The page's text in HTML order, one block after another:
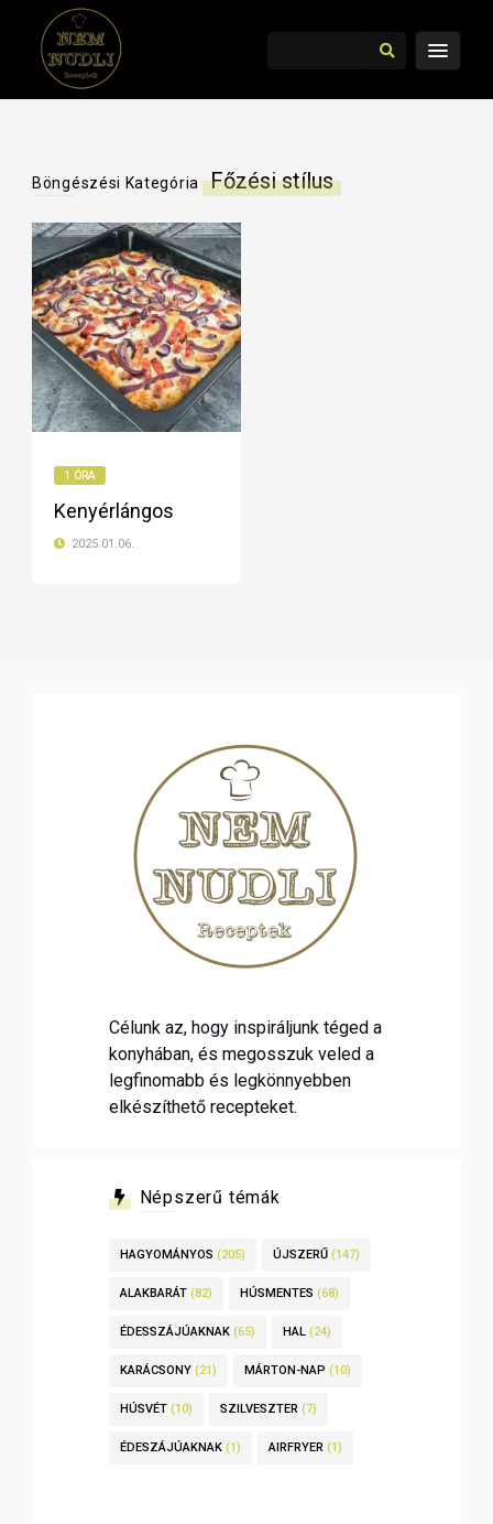
Böngészési Kategória Főzési stílus
1 ÓRA
Kenyérlángos
2025.01.06.
Célunk az, hogy inspiráljunk téged a
konyhában, és megosszuk veled a
legfinomabb és legkönnyebben
elkészíthető recepteket.
Népszerű témák
HAGYOMÁNYOS (205) ÚJSZERŰ (147)
ALAKBARÁT (82) HÚSMENTES (68)
ÉDESSZÁJÚAKNAK (65) HAL (24)
KARÁCSONY (21) MÁRTON-NAP (10)
HÚSVÉT (10) SZILVESZTER (7)
ÉDESZÁJÚAKNAK (1) AIRFRYER (1)